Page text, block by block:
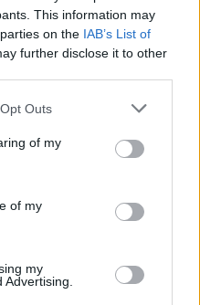
This information may
on the IAB’s List of
further disclose it to other
uses one or more Google
You may click to
and its third-party tags to
purposes in below Google
Outs
of my
of my
my
Jelszó
Bejelentkezés
szolgáltatások térképes
REGISZTRÁCIÓ